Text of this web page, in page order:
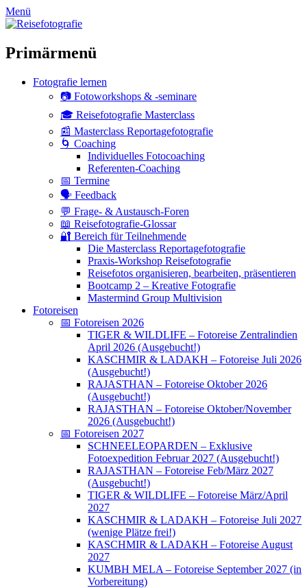
zum
Inhalt
Menü
Primärmenü
Fotografie lernen
📷 Fotoworkshops & -seminare
🎓 Reisefotografie Masterclass
📰 Masterclass Reportagefotografie
🌀 Coaching
Individuelles Fotocoaching
Referenten-Coaching
📅 Termine
🗣 Feedback
💬 Frage- & Austausch-Foren
📖 Reisefotografie-Glossar
🔐 Bereich für Teilnehmende
Die Masterclass Reportagefotografie
Praxis-Workshop Reisefotografie
Reisefotos organisieren, bearbeiten, präsentieren
Bootcamp 2 – Kreative Fotografie
Mastermind Group Multivision
Fotoreisen
📅 Fotoreisen 2026
TIGER & WILDLIFE – Fotoreise Zentralindien
April 2026 (Ausgebucht!)
KASCHMIR & LADAKH – Fotoreise Juli 2026
(Ausgebucht!)
RAJASTHAN – Fotoreise Oktober 2026
(Ausgebucht!)
RAJASTHAN – Fotoreise Oktober/November
2026 (Ausgebucht!)
📅 Fotoreisen 2027
SCHNEELEOPARDEN – Exklusive
Fotoexpedition Februar 2027 (Ausgebucht!)
RAJASTHAN – Fotoreise Feb/März 2027
(Ausgebucht!)
TIGER & WILDLIFE – Fotoreise März/April
2027
KASCHMIR & LADAKH – Fotoreise Juli 2027
(wenige Plätze frei!)
KASCHMIR & LADAKH – Fotoreise August
2027
KUMBH MELA – Fotoreise September 2027 (in
Vorbereitung)